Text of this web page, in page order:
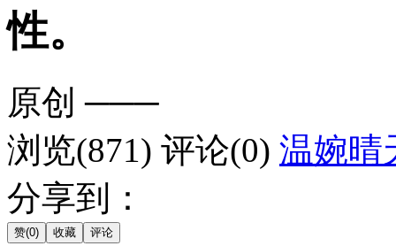
性。
原创 ───
浏览(871) 评论(0) 温婉晴
分享到：